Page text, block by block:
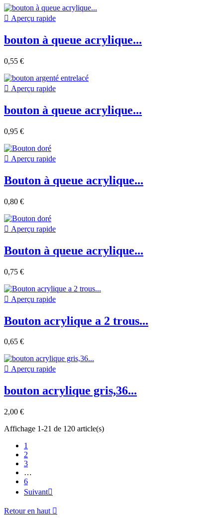
 Aperçu rapide
bouton à queue acrylique...
0,55 €
 Aperçu rapide
bouton à queue acrylique...
0,95 €
 Aperçu rapide
Bouton à queue acrylique...
0,80 €
 Aperçu rapide
Bouton à queue acrylique...
0,75 €
 Aperçu rapide
Bouton acrylique a 2 trous...
0,65 €
 Aperçu rapide
bouton acrylique gris,36...
2,00 €
Affichage 1-21 de 120 article(s)
1
2
3
…
6
Suivant
Retour en haut 